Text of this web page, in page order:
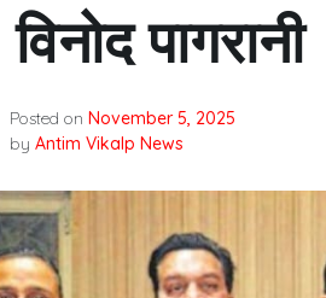
पागरानी
Posted on November 5, 2025
by Antim Vikalp News